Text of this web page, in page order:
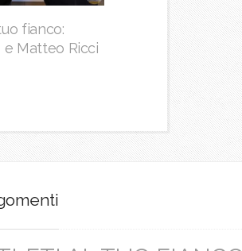
fianco:
e Matteo Ricci